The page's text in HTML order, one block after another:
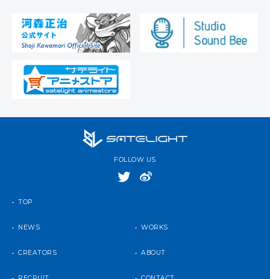
FOLLOW US
TOP
NEWS WORKS
CREATORS ABOUT